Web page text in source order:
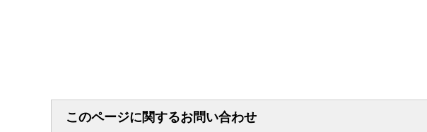
このページに関するお問い合わせ